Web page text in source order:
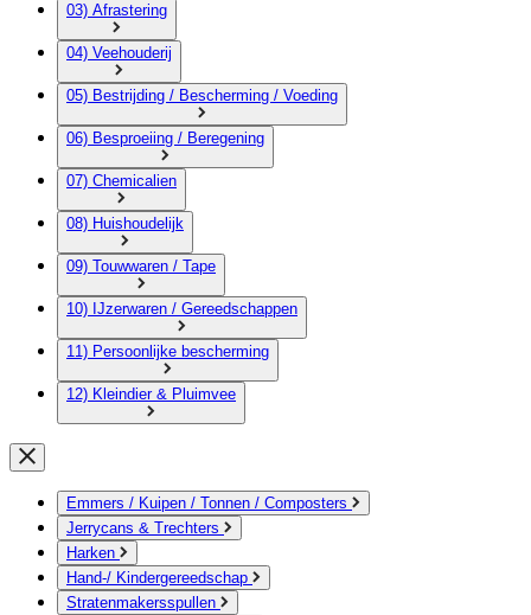
03) Afrastering
04) Veehouderij
05) Bestrijding / Bescherming / Voeding
06) Besproeiing / Beregening
07) Chemicalien
08) Huishoudelijk
09) Touwwaren / Tape
10) IJzerwaren / Gereedschappen
11) Persoonlijke bescherming
12) Kleindier & Pluimvee
Emmers / Kuipen / Tonnen / Composters
Jerrycans & Trechters
Harken
Hand-/ Kindergereedschap
Stratenmakersspullen